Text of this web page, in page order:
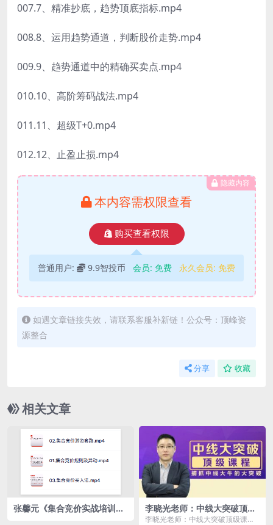
007.7、精准抄底，趋势顶底指标.mp4
008.8、运用趋势通道，判断股价走势.mp4
009.9、趋势通道中的精确买卖点.mp4
010.10、高阶筹码战法.mp4
011.11、超级T+0.mp4
012.12、止盈止损.mp4
隐藏内容
本内容需权限查看
购买查看权限
普通用户: 9.9智投币 会员: 免费 永久会员: 免费
如遇文章链接失效，请联系客服补新链！公众号：顶峰资
源整合
分享 收藏
相关文章
张馨元《集合竞价实战培训》
李晓光老师：中线大突破顶级
课程，捕抓中线大牛的大突破
李晓光老师：中线大突破顶级课